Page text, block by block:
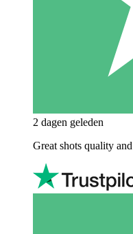
2 dagen geleden
Great shots quality